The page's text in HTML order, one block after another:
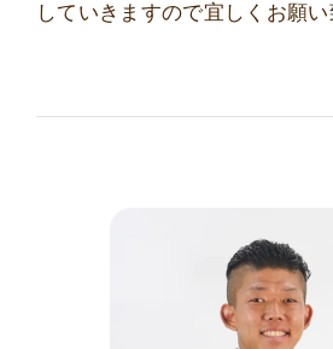
していきますので宜しくお願い